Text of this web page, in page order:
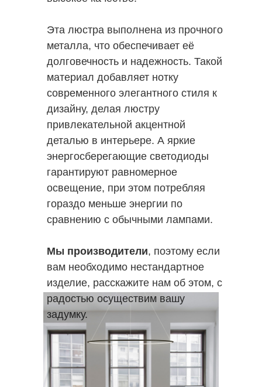
Эта люстра выполнена из прочного
металла, что обеспечивает её
долговечность и надежность. Такой
материал добавляет нотку
современного элегантного стиля к
дизайну, делая люстру
привлекательной акцентной
деталью в интерьере. А яркие
энергосберегающие светодиоды
гарантируют равномерное
освещение, при этом потребляя
гораздо меньше энергии по
сравнению с обычными лампами.
Мы производители, поэтому если
вам необходимо нестандартное
изделие, расскажите нам об этом, с
радостью осуществим вашу
задумку.